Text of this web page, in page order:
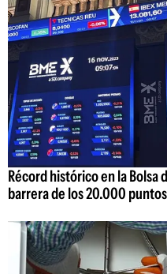
Récord histórico en la Bolsa
barrera de los 20.000